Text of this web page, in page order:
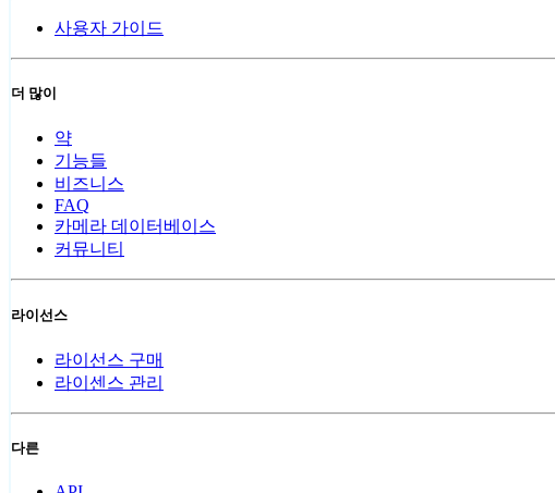
사용자 가이드
더 많이
약
기능들
비즈니스
FAQ
카메라 데이터베이스
커뮤니티
라이선스
라이선스 구매
라이센스 관리
다른